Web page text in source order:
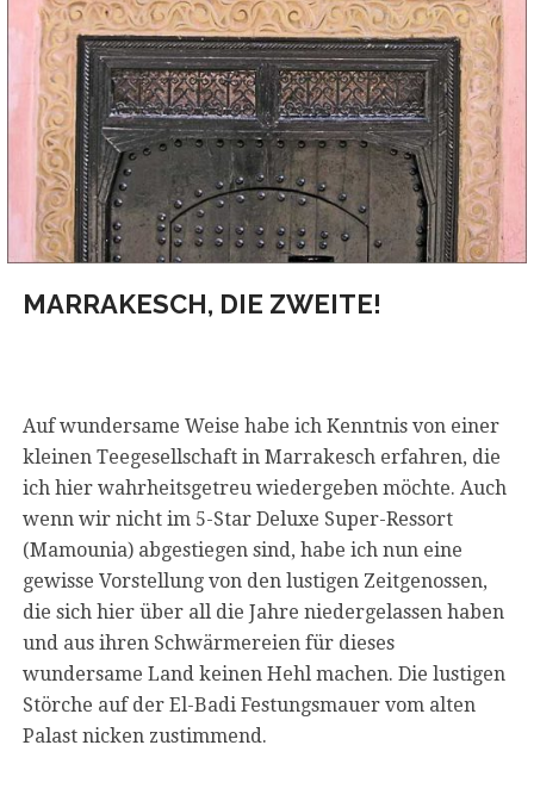
MARRAKESCH, DIE ZWEITE!
Auf wundersame Weise habe ich Kenntnis von einer
kleinen Teegesellschaft in Marrakesch erfahren, die
ich hier wahrheitsgetreu wiedergeben möchte. Auch
wenn wir nicht im 5-Star Deluxe Super-Ressort
(Mamounia) abgestiegen sind, habe ich nun eine
gewisse Vorstellung von den lustigen Zeitgenossen,
die sich hier über all die Jahre niedergelassen haben
und aus ihren Schwärmereien für dieses
wundersame Land keinen Hehl machen. Die lustigen
Störche auf der El-Badi Festungsmauer vom alten
Palast nicken zustimmend.